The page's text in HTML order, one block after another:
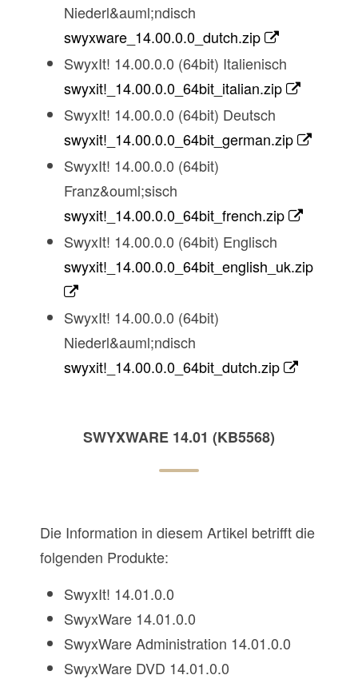
Niederl&auml;ndisch
swyxware_14.00.0.0_dutch.zip
SwyxIt! 14.00.0.0 (64bit) Italienisch
swyxit!_14.00.0.0_64bit_italian.zip
SwyxIt! 14.00.0.0 (64bit) Deutsch
swyxit!_14.00.0.0_64bit_german.zip
SwyxIt! 14.00.0.0 (64bit)
Franz&ouml;sisch
swyxit!_14.00.0.0_64bit_french.zip
SwyxIt! 14.00.0.0 (64bit) Englisch
swyxit!_14.00.0.0_64bit_english_uk.zip
SwyxIt! 14.00.0.0 (64bit)
Niederl&auml;ndisch
swyxit!_14.00.0.0_64bit_dutch.zip
SWYXWARE 14.01 (KB5568)
Die Information in diesem Artikel betrifft die
folgenden Produkte:
SwyxIt! 14.01.0.0
SwyxWare 14.01.0.0
SwyxWare Administration 14.01.0.0
SwyxWare DVD 14.01.0.0